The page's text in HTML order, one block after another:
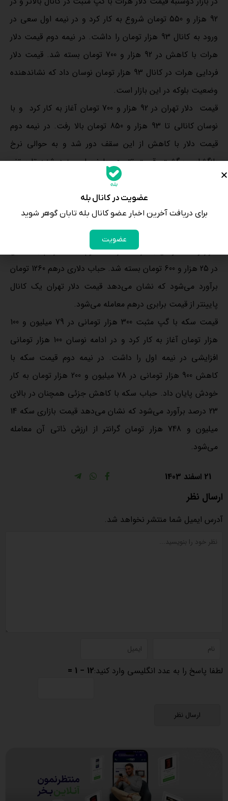
92 هزار و 550 تومان شروع به کار کرد و در نیمه اول سعی در
ورود به کانال 93 هزار تومان را داشت. در نیمه دوم قیمت دلار
هرات با کاهش در 92 هزار و 700 تومان بسته شد. قیمت دلار
فردایی هرات در کانال 93 هزار تومان نوسان داد که نشاندهنده
وضعیت بلوکه در این بازار است.
قیمت ‌ دلار تهران در 92 هزار و 700 تومان آغاز به کار کرد و با
نوسان کانالی تا 93 هزار و 850 تومان بالا رفت. در نیمه دوم
قیمت دلار با کاهش از این سقف دور شد و به حوالی نرخ
بازگشایی برگشت. قیمت تتر هم با نوسان روز دوشنبه تا سقف
92 هزار و 800 تومان بالا رفت و در ادامه عقب نشست. قیمت تتر
از ابتدای هفته زیر نرخ دلار تهران معامله می‌شود.
قیمت درهم با گپ مثبت 110 تومانی در 25 هزار و 650 تومان
هزار و 850 تومان بالا رفت. در نیمه دوم قیمت درهم با کاهش
در 25 هزار و 600 تومان بسته شد. حباب دلاری درهم 1260 تومان
برآورد می‌شود که نشان می‌دهد قیمت دلار تهران یک کانال
پایینتر از قیمت برابری درهم معامله می‌شود.
قیمت سکه با گپ مثبت 300 هزار تومانی در 79 میلیون و 100
هزار تومان آغاز به کار کرد و در ادامه نوسان 100 هزار تومانی
افزایشی در نیمه اول را داشت. در نیمه دوم قیمت سکه با
کاهش 900 هزار تومانی در 78 میلیون و 200 هزار تومان به کار
خودش پایان داد. حباب سکه با کاهش جزئی همچنان در بالای
23 درصد برآورد می‌شود که نشان می‌دهد قیمت بازاری سکه 14
میلیون و 748 هزار تومان گرانتر از ارزش ذاتی آن معامله
می‌شود.
21 اسفند 1403
ارسال نظر
آدرس ایمیل شما منتشر نخواهد شد.
لطفا پاسخ را به عدد انگلیسی وارد کنید:12 − 1 =
عضویت در کانال بله
برای دریافت آخرین اخبار عضو کانال بله تابان گوهر شوید
عضویت